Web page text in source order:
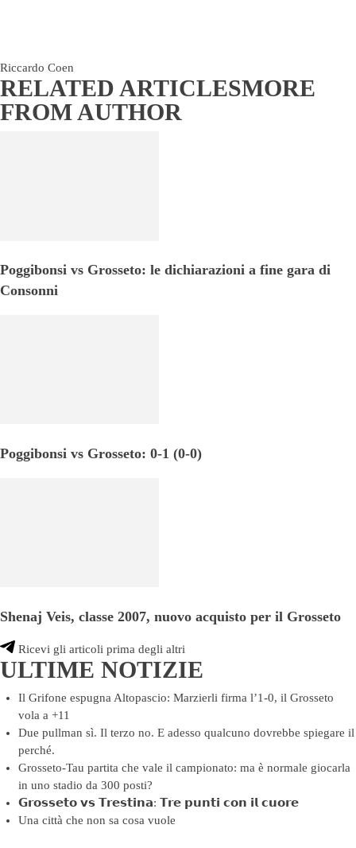
Riccardo Coen
RELATED ARTICLESMORE
FROM AUTHOR
Poggibonsi vs Grosseto: le dichiarazioni a fine gara di
Consonni
Poggibonsi vs Grosseto: 0-1 (0-0)
Shenaj Veis, classe 2007, nuovo acquisto per il Grosseto
Ricevi gli articoli prima degli altri
ULTIME NOTIZIE
Il Grifone espugna Altopascio: Marzierli firma l’1-0, il Grosseto
vola a +11
Due pullman sì. Il terzo no. E adesso qualcuno dovrebbe spiegare il
perché.
Grosseto-Tau partita che vale il campionato: ma è normale giocarla
in uno stadio da 300 posti?
𝗚𝗿𝗼𝘀𝘀𝗲𝘁𝗼 𝘃𝘀 𝗧𝗿𝗲𝘀𝘁𝗶𝗻𝗮: 𝗧𝗿𝗲 𝗽𝘂𝗻𝘁𝗶 𝗰𝗼𝗻 𝗶𝗹 𝗰𝘂𝗼𝗿𝗲
Una città che non sa cosa vuole